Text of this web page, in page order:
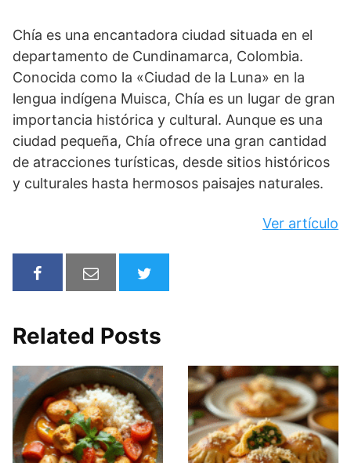
Chía es una encantadora ciudad situada en el
departamento de Cundinamarca, Colombia.
Conocida como la «Ciudad de la Luna» en la
lengua indígena Muisca, Chía es un lugar de gran
importancia histórica y cultural. Aunque es una
ciudad pequeña, Chía ofrece una gran cantidad
de atracciones turísticas, desde sitios históricos
y culturales hasta hermosos paisajes naturales.
Ver artículo
Related Posts